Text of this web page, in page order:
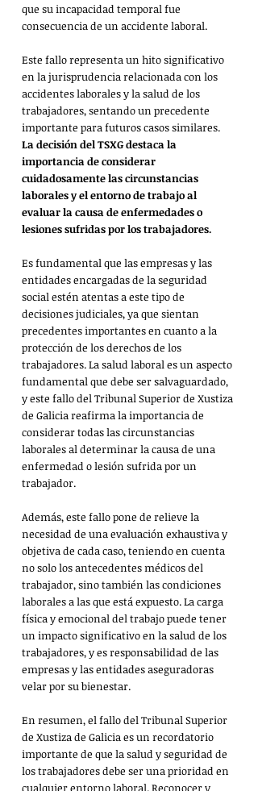
que su incapacidad temporal fue
consecuencia de un accidente laboral.
Este fallo representa un hito significativo
en la jurisprudencia relacionada con los
accidentes laborales y la salud de los
trabajadores, sentando un precedente
importante para futuros casos similares.
La decisión del TSXG destaca la
importancia de considerar
cuidadosamente las circunstancias
laborales y el entorno de trabajo al
evaluar la causa de enfermedades o
lesiones sufridas por los trabajadores.
Es fundamental que las empresas y las
entidades encargadas de la seguridad
social estén atentas a este tipo de
decisiones judiciales, ya que sientan
precedentes importantes en cuanto a la
protección de los derechos de los
trabajadores. La salud laboral es un aspecto
fundamental que debe ser salvaguardado,
y este fallo del Tribunal Superior de Xustiza
de Galicia reafirma la importancia de
considerar todas las circunstancias
laborales al determinar la causa de una
enfermedad o lesión sufrida por un
trabajador.
Además, este fallo pone de relieve la
necesidad de una evaluación exhaustiva y
objetiva de cada caso, teniendo en cuenta
no solo los antecedentes médicos del
trabajador, sino también las condiciones
laborales a las que está expuesto.La carga
física y emocional del trabajo puede tener
un impacto significativo en la salud de los
trabajadores, y es responsabilidad de las
empresas y las entidades aseguradoras
velar por su bienestar.
En resumen, el fallo del Tribunal Superior
de Xustiza de Galicia es un recordatorio
importante de que la salud y seguridad de
los trabajadores debe ser una prioridad en
cualquier entorno laboral. Reconocer y